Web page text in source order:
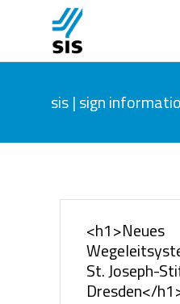
sis | sign
<h1>Neues
St. Joseph-
Dresden</